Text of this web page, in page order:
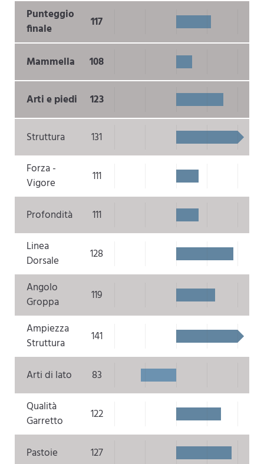
Punteggio
finale
117
Mammella 108
Arti e piedi 123
Struttura
131
Forza -
Vigore
111
Profondità
111
Linea
Dorsale
128
Angolo
Groppa
119
Ampiezza
Struttura
141
Arti di lato
83
Qualità
Garretto
122
Pastoie
127